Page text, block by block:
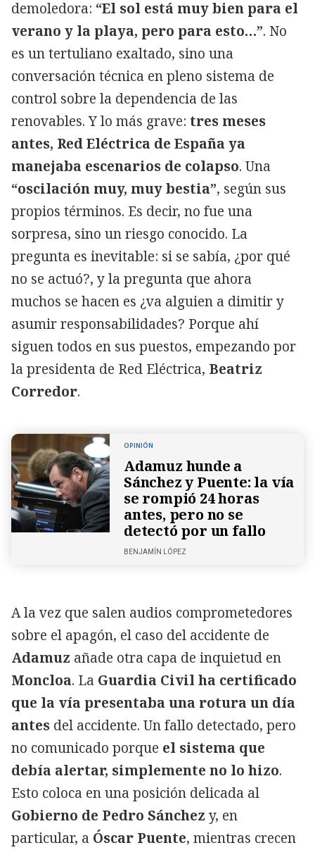
demoledora: “El sol está muy bien para el
verano y la playa, pero para esto…”. No
es un tertuliano exaltado, sino una
conversación técnica en pleno sistema de
control sobre la dependencia de las
renovables. Y lo más grave: tres meses
antes, Red Eléctrica de España ya
manejaba escenarios de colapso. Una
“oscilación muy, muy bestia”, según sus
propios términos. Es decir, no fue una
sorpresa, sino un riesgo conocido. La
pregunta es inevitable: si se sabía, ¿por qué
no se actuó?, y la pregunta que ahora
muchos se hacen es ¿va alguien a dimitir y
asumir responsabilidades? Porque ahí
siguen todos en sus puestos, empezando por
la presidenta de Red Eléctrica, Beatriz
Corredor.
OPINIÓN
Adamuz hunde a
Sánchez y Puente: la vía
se rompió 24 horas
antes, pero no se
detectó por un fallo
BENJAMÍN LÓPEZ
A la vez que salen audios comprometedores
sobre el apagón, el caso del accidente de
Adamuz añade otra capa de inquietud en
Moncloa. La Guardia Civil ha certificado
que la vía presentaba una rotura un día
antes del accidente. Un fallo detectado, pero
no comunicado porque el sistema que
debía alertar, simplemente no lo hizo.
Esto coloca en una posición delicada al
Gobierno de Pedro Sánchez y, en
particular, a Óscar Puente, mientras crecen